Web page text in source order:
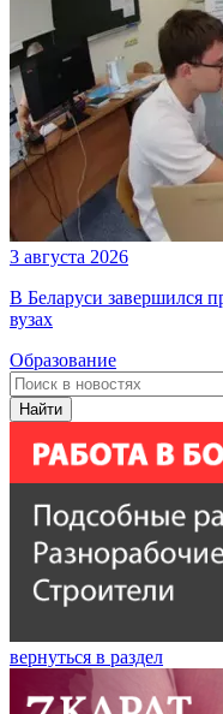
3 августа 2026
В Беларуси завершился
вузах
Образование
Найти
вернуться в раздел